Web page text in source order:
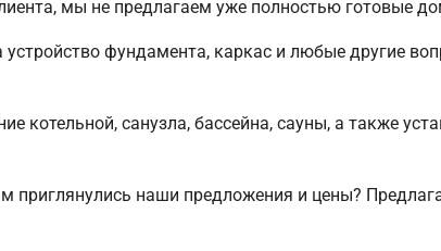
мы не предлагаем уже полностью готовые
фундамента, каркас и любые другие
котельной, санузла, бассейна, сауны, а также
приглянулись наши предложения и цены?